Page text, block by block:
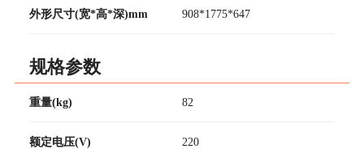
外形尺寸(宽*高*深)mm 908*1775*647
规格参数
重量(kg) 82
额定电压(V) 220